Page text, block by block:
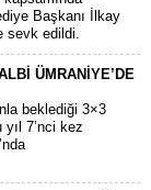
Başkanı İlkay
sevk edildi.
ÜMRANİYE’DE
beklediği 3×3
7’nci kez